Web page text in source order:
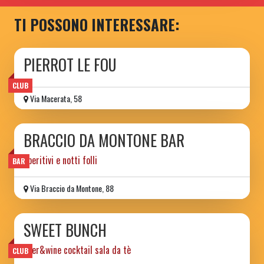
TI POSSONO INTERESSARE:
CLUB
PIERROT LE FOU
Via Macerata, 58
BAR
BRACCIO DA MONTONE BAR
aperitivi e notti folli
Via Braccio da Montone, 88
CLUB
SWEET BUNCH
beer&wine cocktail sala da tè